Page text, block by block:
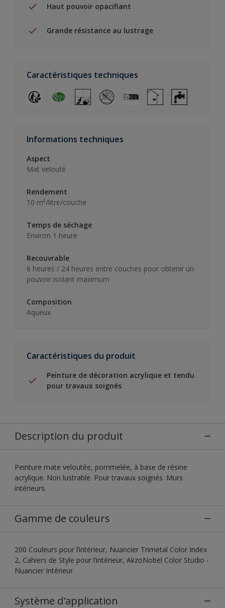
Haut pouvoir opacifiant
Grande résistance au lustrage
Caractéristiques techniques
Informations techniques
Aspect
Mat velouté
Rendement
10 m²/litre/couche
Temps de séchage
Environ 1 heure
Recouvrable
6 heures / 24 heures entre couches pour obtenir un
pouvoir isolant maximum
Composition
Aqueux
Caractéristiques du produit
Peinture de décoration acrylique et tendu
pour travaux soignés
Description du produit
Peinture mate veloutée, pommelée, à base de résine
acrylique. Non lustrable. Pour travaux soignés. Murs
intérieurs.
Gamme de couleurs
200 Couleurs pour l’intérieur, Nuancier Trimetal Color Index
2, Cahiers de Style pour l’intérieur, AkzoNobel Color Studio -
Nuancier Intérieur
Système d'application